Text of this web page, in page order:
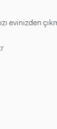
evinizden